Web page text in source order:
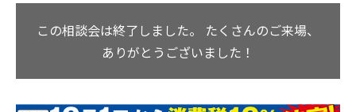
この相談会は終了しました。 たくさんのご来場、
ありがとうございました！